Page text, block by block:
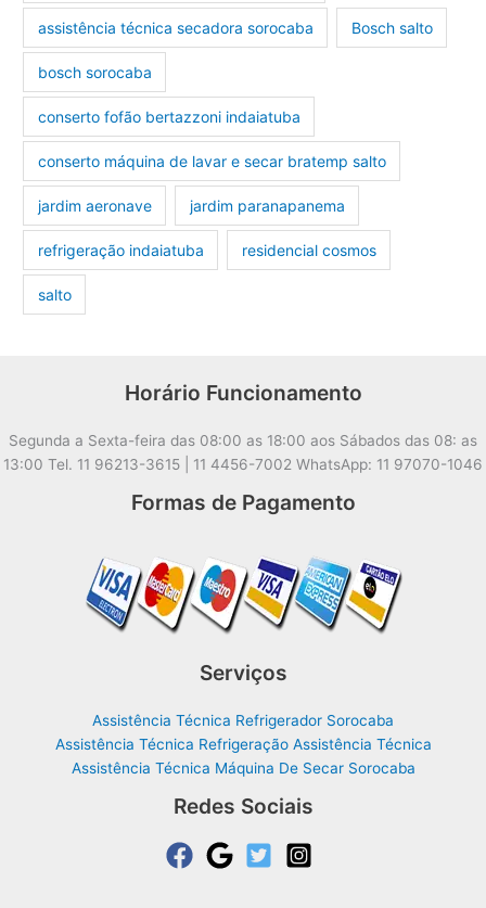
assistência técnica secadora sorocaba Bosch salto
bosch sorocaba
conserto fofão bertazzoni indaiatuba
conserto máquina de lavar e secar bratemp salto
jardim aeronave jardim paranapanema
refrigeração indaiatuba residencial cosmos
salto
Horário Funcionamento
Segunda a Sexta-feira das 08:00 as 18:00 aos Sábados das 08: as
13:00 Tel. 11 96213-3615 | 11 4456-7002 WhatsApp: 11 97070-1046
Formas de Pagamento
Serviços
Assistência Técnica Refrigerador Sorocaba
Assistência Técnica Refrigeração Assistência Técnica
Assistência Técnica Máquina De Secar Sorocaba
Redes Sociais